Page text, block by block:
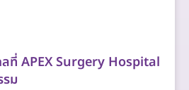
ที่ APEX Surgery Hospital
ม